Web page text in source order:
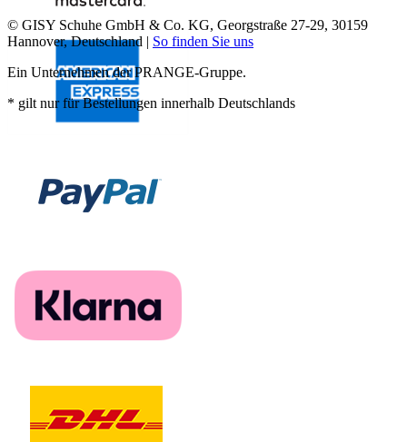
© GISY Schuhe GmbH & Co. KG, Georgstraße 27-29, 30159
Hannover, Deutschland | So finden Sie uns
Ein Unternehmen der PRANGE-Gruppe.
* gilt nur für Bestellungen innerhalb Deutschlands